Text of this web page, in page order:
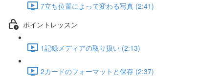
7立ち位置によって変わる写真 (2:41)
ポイントレッスン
1記録メディアの取り扱い (2:13)
2カードのフォーマットと保存 (2:37)